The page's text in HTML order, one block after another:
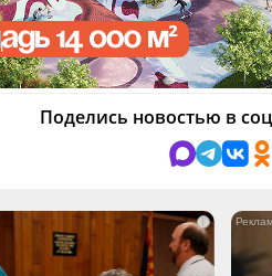
Поделись новостью в
i